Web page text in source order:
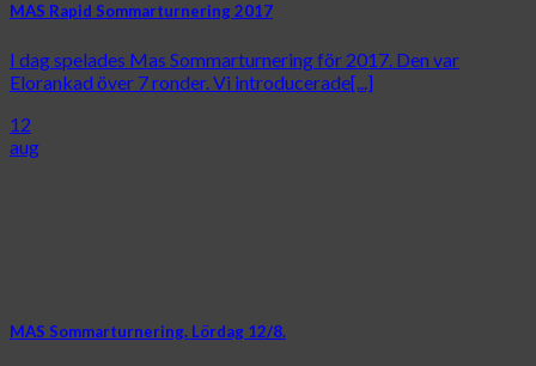
MAS Rapid Sommarturnering 2017
I dag spelades Mas Sommarturnering för 2017. Den var
Elorankad över 7 ronder. Vi introducerade[...]
12
aug
MAS Sommarturnering. Lördag 12/8.